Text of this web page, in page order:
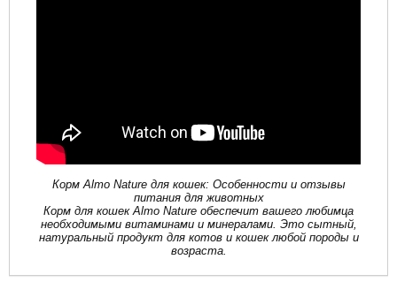
Корм Almo Nature для кошек: Особенности и отзывы
питания для животных
Корм для кошек Almo Nature обеспечит вашего любимца
необходимыми витаминами и минералами. Это сытный,
натуральный продукт для котов и кошек любой породы и
возраста.